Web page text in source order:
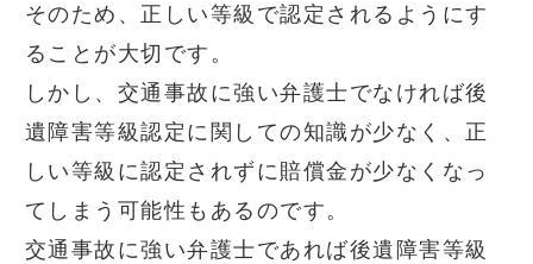
そのため、正しい等級で認定されるようにす
ることが大切です。
しかし、交通事故に強い弁護士でなければ後
遺障害等級認定に関しての知識が少なく、正
しい等級に認定されずに賠償金が少なくなっ
てしまう可能性もあるのです。
交通事故に強い弁護士であれば後遺障害等級